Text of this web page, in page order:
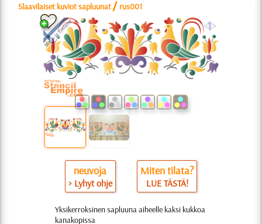
Slaavilaiset kuviot sapluunat / rus001
a
neuvoja
> Lyhyt ohje
Miten tilata?
LUE TÄSTÄ!
Yksikerroksinen sapluuna aiheelle kaksi kukkoa
kanakopissa